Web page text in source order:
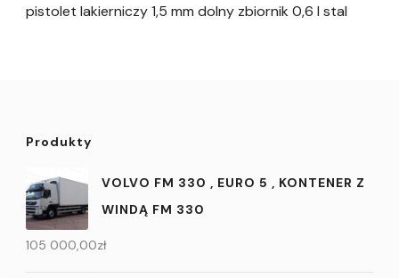
pistolet lakierniczy 1,5 mm dolny zbiornik 0,6 l stal
Produkty
VOLVO FM 330 , EURO 5 , KONTENER Z
WINDĄ FM 330
105 000,00zł